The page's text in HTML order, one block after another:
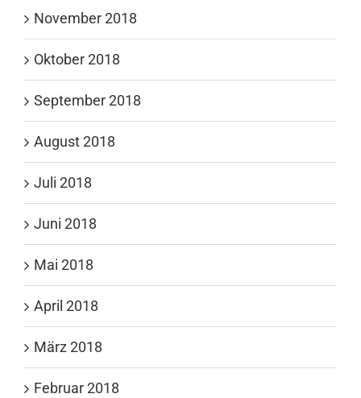
November 2018
Oktober 2018
September 2018
August 2018
Juli 2018
Juni 2018
Mai 2018
April 2018
März 2018
Februar 2018